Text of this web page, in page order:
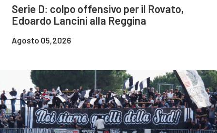
Serie D: colpo offensivo per il Rovato,
Edoardo Lancini alla Reggina
Agosto 05,2026